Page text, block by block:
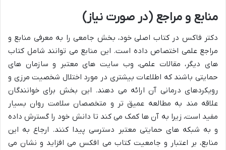
منابع و مراجع (در صورت نیاز)
دکتر فاکس در کتاب اصلی خود، بخش جامعی را به معرفی منابع و
مراجع علمی اختصاص داده است. این منابع می توانند شامل کتاب
های دیگر، مقالات علمی، وب سایت های معتبر و سازمان های
حمایتی باشند که اطلاعات بیشتری در مورد اختلال شخصیت مرزی و
رویکردهای درمانی آن ارائه می دهند. این بخش برای خوانندگان
علاقه مند به مطالعه عمیق تر و متخصصان سلامت روان بسیار
مفید است، زیرا به آن ها کمک می کند تا دانش خود را گسترش داده
و به شبکه های حمایتی معتبر دسترسی پیدا کنند. ارجاع به این
منابع، بر اعتبار و جامعیت کتاب می افکس می افزاید و نشان می